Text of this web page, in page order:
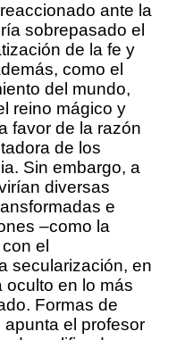
ante la
sobrepasado el
de la fe y
como el
del mundo,
reino mágico y
favor de la razón
de los
Sin embargo, a
diversas
e
–como la
el
secularización, en
oculto en lo más
Formas de
el profesor